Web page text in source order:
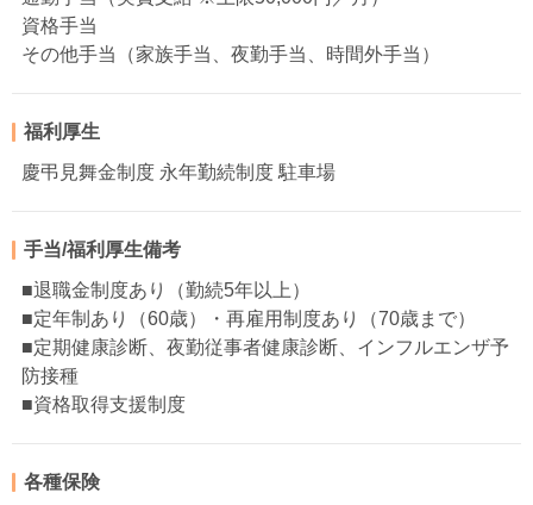
資格手当
その他手当（家族手当、夜勤手当、時間外手当）
福利厚生
慶弔見舞金制度 永年勤続制度 駐車場
手当/福利厚生備考
■退職金制度あり（勤続5年以上）
■定年制あり（60歳）・再雇用制度あり（70歳まで）
■定期健康診断、夜勤従事者健康診断、インフルエンザ予
防接種
■資格取得支援制度
各種保険